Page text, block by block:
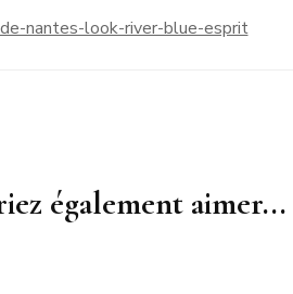
également aimer...